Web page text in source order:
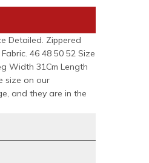
Detailed. Zippered
46 48 50 52 Size
Width 31Cm Length
size on our
and they are in the